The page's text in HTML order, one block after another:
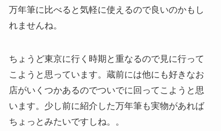
万年筆に比べると気軽に使えるので良いのかもし
れませんね。
ちょうど東京に行く時期と重なるので見に行って
こようと思っています。蔵前には他にも好きなお
店がいくつかあるのでついでに回ってこようと思
います。少し前に紹介した万年筆も実物があれば
ちょっとみたいですしね。。